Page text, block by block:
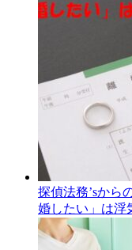
探偵法務’sから
婚したい」は浮